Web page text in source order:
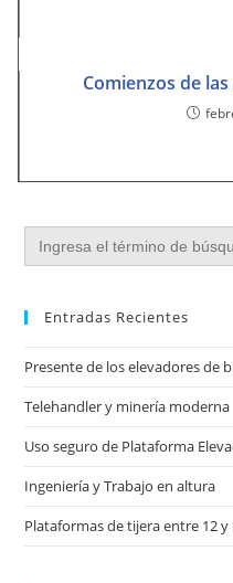
Comienzos de
Buscar:
Entradas Recientes
Presente de los elevadores de
Telehandler y minería moderna
Uso seguro de Plataforma
Ingeniería y Trabajo en altura
Plataformas de tijera entre 12